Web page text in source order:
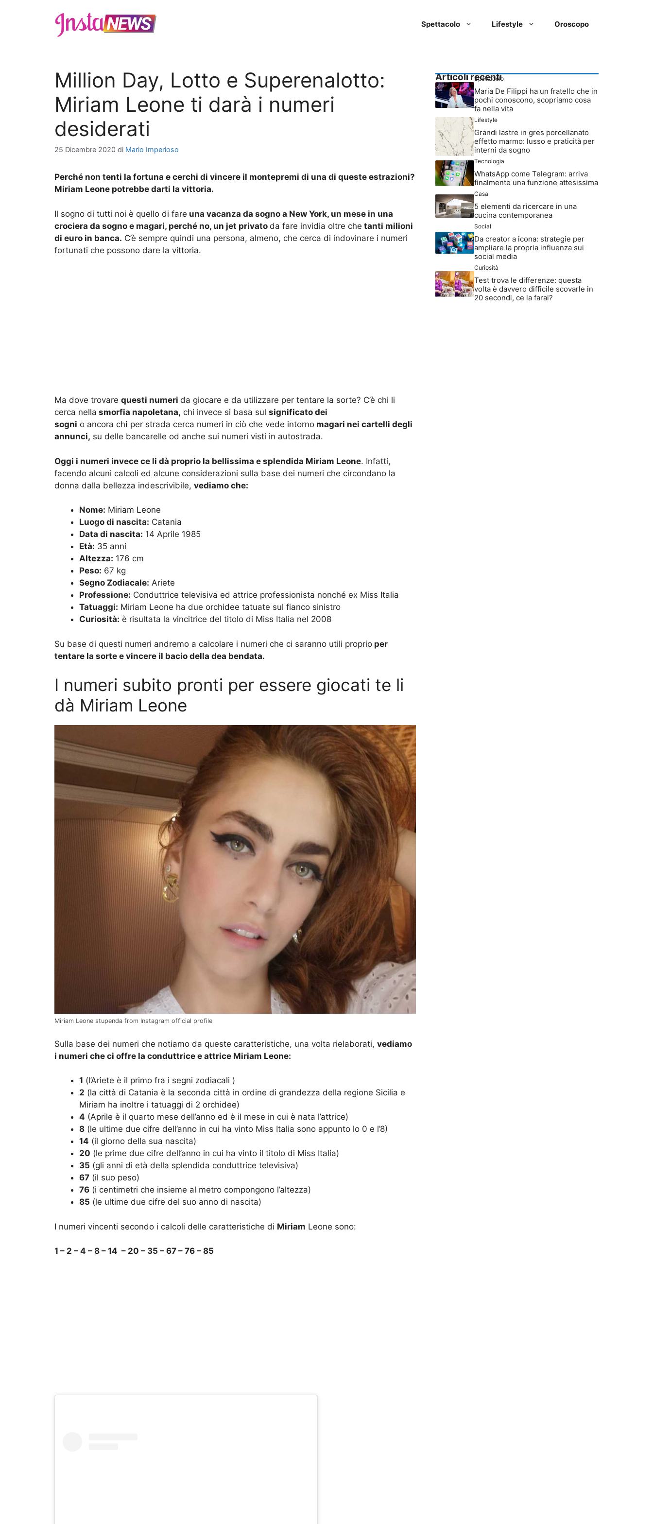
Spettacolo Lifestyle Oroscopo
Million Day, Lotto e Superenalotto:
Miriam Leone ti darà i numeri
desiderati
25 Dicembre 2020 di Mario Imperioso
Perché non tenti la fortuna e cerchi di vincere il montepremi di una di queste estrazioni?
Miriam Leone potrebbe darti la vittoria.
Il sogno di tutti noi è quello di fare una vacanza da sogno a New York, un mese in una
crociera da sogno e magari, perché no, un jet privato da fare invidia oltre che tanti milioni
di euro in banca. C’è sempre quindi una persona, almeno, che cerca di indovinare i numeri
fortunati che possono dare la vittoria.
Ma dove trovare questi numeri da giocare e da utilizzare per tentare la sorte? C’è chi li
cerca nella smorfia napoletana, chi invece si basa sul significato dei
sogni o ancora chi per strada cerca numeri in ciò che vede intorno magari nei cartelli degli
annunci, su delle bancarelle od anche sui numeri visti in autostrada.
Oggi i numeri invece ce li dà proprio la bellissima e splendida Miriam Leone. Infatti,
facendo alcuni calcoli ed alcune considerazioni sulla base dei numeri che circondano la
donna dalla bellezza indescrivibile, vediamo che:
Nome: Miriam Leone
Luogo di nascita: Catania
Data di nascita: 14 Aprile 1985
Età: 35 anni
Altezza: 176 cm
Peso: 67 kg
Segno Zodiacale: Ariete
Professione: Conduttrice televisiva ed attrice professionista nonché ex Miss Italia
Tatuaggi: Miriam Leone ha due orchidee tatuate sul fianco sinistro
Curiosità: è risultata la vincitrice del titolo di Miss Italia nel 2008
Su base di questi numeri andremo a calcolare i numeri che ci saranno utili proprio per
tentare la sorte e vincere il bacio della dea bendata.
I numeri subito pronti per essere giocati te li
dà Miriam Leone
Miriam Leone stupenda from Instagram official profile
Sulla base dei numeri che notiamo da queste caratteristiche, una volta rielaborati, vediamo
i numeri che ci offre la conduttrice e attrice Miriam Leone:
1 (l’Ariete è il primo fra i segni zodiacali )
2 (la città di Catania è la seconda città in ordine di grandezza della regione Sicilia e
Miriam ha inoltre i tatuaggi di 2 orchidee)
4 (Aprile è il quarto mese dell’anno ed è il mese in cui è nata l’attrice)
8 (le ultime due cifre dell’anno in cui ha vinto Miss Italia sono appunto lo 0 e l’8)
14 (il giorno della sua nascita)
20 (le prime due cifre dell’anno in cui ha vinto il titolo di Miss Italia)
35 (gli anni di età della splendida conduttrice televisiva)
67 (il suo peso)
76 (i centimetri che insieme al metro compongono l’altezza)
85 (le ultime due cifre del suo anno di nascita)
I numeri vincenti secondo i calcoli delle caratteristiche di Miriam Leone sono:
1 – 2 – 4 – 8 – 14 – 20 – 35 – 67 – 76 – 85
Articoli recenti
Spettacolo
Maria De Filippi ha un fratello che in
pochi conoscono, scopriamo cosa
fa nella vita
Lifestyle
Grandi lastre in gres porcellanato
effetto marmo: lusso e praticità per
interni da sogno
Tecnologia
WhatsApp come Telegram: arriva
finalmente una funzione attesissima
Casa
5 elementi da ricercare in una
cucina contemporanea
Social
Da creator a icona: strategie per
ampliare la propria influenza sui
social media
Curiosità
Test trova le differenze: questa
volta è davvero difficile scovarle in
20 secondi, ce la farai?